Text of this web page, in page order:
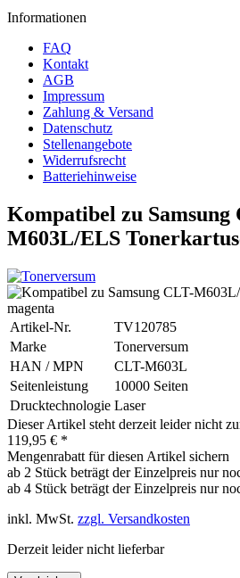
Informationen
FAQ
Kontakt
AGB
Impressum
Zahlung & Versand
Datenschutz
Stellenangebote
Widerrufsrecht
Batteriehinweise
Kompatibel zu Samsung
M603L/ELS
Artikel-Nr.
TV120785
Marke
Tonerversum
HAN / MPN
CLT-M603L
Seitenleistung
10000 Seiten
Drucktechnologie Laser
Dieser Artikel steht derzeit leider nicht
119,95 € *
Mengenrabatt für diesen Artikel sichern
ab 2 Stück beträgt der Einzelpreis nur
ab 4 Stück beträgt der Einzelpreis nur
inkl. MwSt. zzgl. Versandkosten
Derzeit leider nicht lieferbar